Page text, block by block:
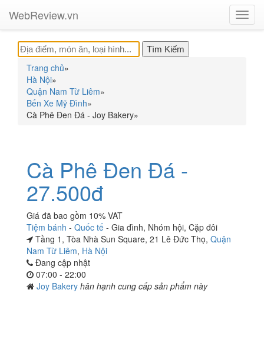
WebReview.vn
Trang chủ»
Hà Nội»
Quận Nam Từ Liêm»
Bến Xe Mỹ Đình»
Cà Phê Đen Đá - Joy Bakery»
Cà Phê Đen Đá -
27.500đ
Giá đã bao gồm 10% VAT
Tiệm bánh - Quốc tế - Gia đình, Nhóm hội, Cặp đôi
Tầng 1, Tòa Nhà Sun Square, 21 Lê Đức Thọ, Quận
Nam Từ Liêm, Hà Nội
Đang cập nhật
07:00 - 22:00
Joy Bakery hân hạnh cung cấp sản phẩm này